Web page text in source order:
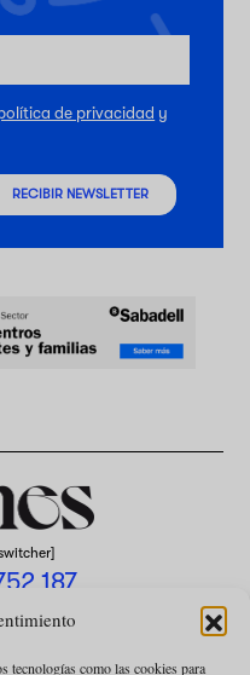
tecnologías como las cookies para
de privacidad y
RECIBIR NEWSLETTER
187